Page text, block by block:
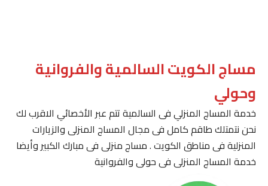
مساج الكويت السالمية والفروانية
وحولي
خدمة المساج المنزلي فى السالمية تتم عبر الأخصائي الاقرب لك
نحن نتمتلك طاقم كامل فى مجال المساج المنزلى والزيارات
المنزلية فى مناطق الكويت . مساج منزلى فى مبارك الكبير وأيضا
خدمة المساج المنزلى فى حولى والفروانية